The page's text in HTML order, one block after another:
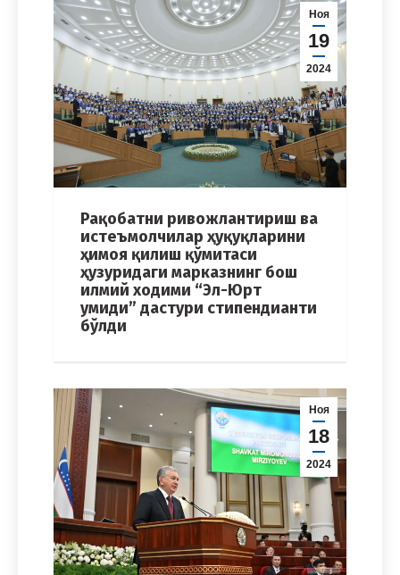
Ноя
19
2024
Рақобатни ривожлантириш ва
истеъмолчилар ҳуқуқларини
ҳимоя қилиш қўмитаси
ҳузуридаги марказнинг бош
илмий ходими “Эл-Юрт
умиди” дастури стипендианти
бўлди
Ноя
18
2024